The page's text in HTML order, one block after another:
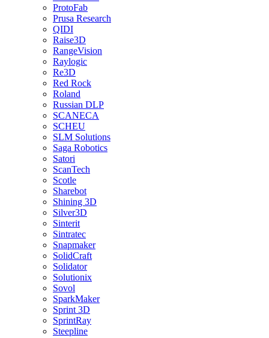
ProtoFab
Prusa Research
QIDI
Raise3D
RangeVision
Raylogic
Re3D
Red Rock
Roland
Russian DLP
SCANECA
SCHEU
SLM Solutions
Saga Robotics
Satori
ScanTech
Scotle
Sharebot
Shining 3D
Silver3D
Sinterit
Sintratec
Snapmaker
SolidCraft
Solidator
Solutionix
Sovol
SparkMaker
Sprint 3D
SprintRay
Steepline